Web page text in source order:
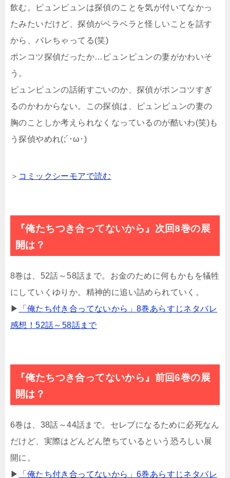
飲む。ピュンピュンは探偵のことを気が付いてなかっ
たみたいだけど、探偵がベラベラと怪しいことを話す
から、バレちゃってる(笑)
ポンコツ探偵だったか…ピュンピュンの妻がかわいそ
う。
ピュンピュンの話術すごいのか、探偵がポンコツすぎ
るのかわからない。この探偵は、ピュンピュンの妻の
胸のことしか考えられなくなっているのが酷いわ(笑)も
う探偵やめれ(;´･ω･)
＞ コミックシーモアで読む
『俺たちつき合ってないから』次回8巻の展
開は？
8巻は、52話～58話まで。お金のために何もかもを犠牲
にしていくゆりか。精神的に追い詰められていく。
▶
「俺たち付き合ってないから」8巻あらすじネタバレ
感想！52話～58話まで
『俺たちつき合ってないから』前回6巻の展
開は？
6巻は、38話～44話まで。セレブになるために必死なん
だけど、実際はどんどん堕ちているという恐ろしい展
開に。
▶
「俺たち付き合ってないから」6巻あらすじネタバレ